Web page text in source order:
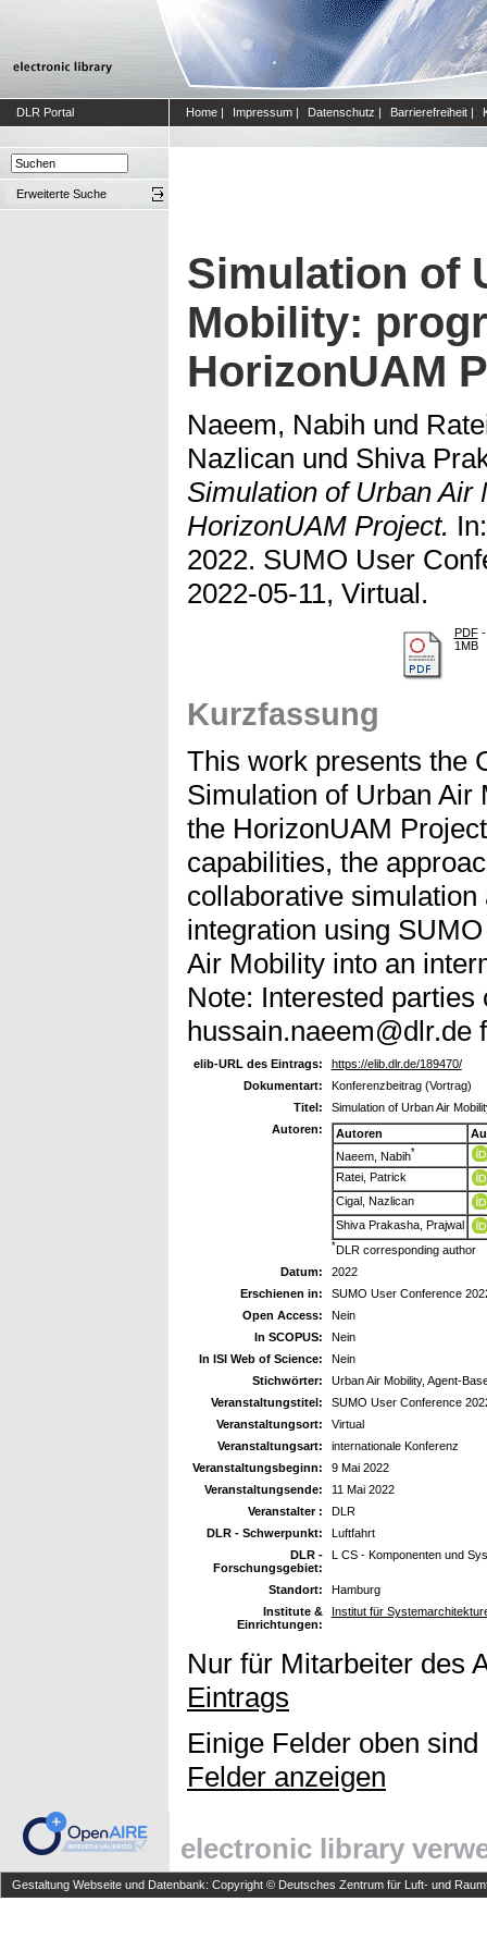
DLR Portal Home | Impressum | Datenschutz | Barrierefreiheit |
Erweiterte Suche
Simulation of
Mobility:
HorizonUAM
Naeem, Nabih und
Nazlican und Shiva
Simulation of Urban Air
HorizonUAM Project.
2022. SUMO User
2022-05-11, Virtual.
PDF-
1MB
Kurzfassung
This work presents the
Simulation of Urban Air
the HorizonUAM
capabilities, the
collaborative
integration using
Air Mobility into an
Note: Interested parties
hussain.naeem@dlr.de
elib-URL des Eintrags:
https://elib.dlr.de/189470/
Dokumentart:
Konferenzbeitrag (Vortrag)
Titel:
Simulation of Urban Air
Autoren:
Autoren
Naeem, Nabih*
Ratei, Patrick
Cigal, Nazlican
Shiva Prakasha, Prajwal
*DLR corresponding author
Datum:
2022
Erschienen in:
SUMO User Conference
Open Access:
Nein
In SCOPUS:
Nein
In ISI Web of Science:
Nein
Stichwörter:
Urban Air Mobility, Agent-
Veranstaltungstitel:
SUMO User Conference
Veranstaltungsort:
Virtual
Veranstaltungsart:
internationale Konferenz
Veranstaltungsbeginn:
9 Mai 2022
Veranstaltungsende:
11 Mai 2022
Veranstalter :
DLR
DLR - Schwerpunkt:
Luftfahrt
DLR -
Forschungsgebiet:
L CS - Komponenten und
Standort:
Hamburg
Institute &
Einrichtungen:
Institut für
Nur für Mitarbeiter des
Eintrags
Einige Felder oben
Felder anzeigen
electronic library
Gestaltung Webseite und Datenbank: Copyright © Deutsches Zentrum für Luft- und